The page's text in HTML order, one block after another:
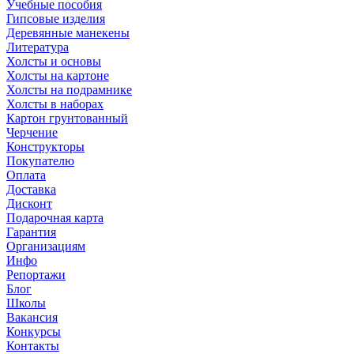
Учебные пособия
Гипсовые изделия
Деревянные манекены
Литература
Холсты и основы
Холсты на картоне
Холсты на подрамнике
Холсты в наборах
Картон грунтованный
Черчение
Конструкторы
Покупателю
Оплата
Доставка
Дисконт
Подарочная карта
Гарантия
Организациям
Инфо
Репортажи
Блог
Школы
Вакансия
Конкурсы
Контакты